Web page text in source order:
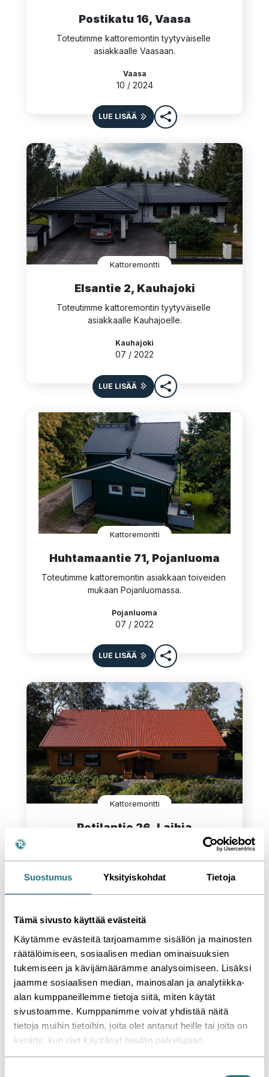
Suostumus Yksityiskohdat Tietoja
Tämä sivusto käyttää evästeitä
Käytämme evästeitä tarjoamamme sisällön ja mainosten
räätälöimiseen, sosiaalisen median ominaisuuksien
tukemiseen ja kävijämäärämme analysoimiseen. Lisäksi
jaamme sosiaalisen median, mainosalan ja analytiikka-
alan kumppaneillemme tietoja siitä, miten käytät
sivustoamme. Kumppanimme voivat yhdistää näitä
tietoja muihin tietoihin, joita olet antanut heille tai joita on
kerätty, kun olet käyttänyt heidän palvelujaan.
Postikatu 16, Vaasa
Toteutimme kattoremontin tyytyväiselle
asiakkaalle Vaasaan.
Vaasa
10 / 2024
LUE LISÄÄ
Kattoremontti
Elsantie 2, Kauhajoki
Toteutimme kattoremontin tyytyväiselle
asiakkaalle Kauhajoelle.
Kauhajoki
07 / 2022
LUE LISÄÄ
Kattoremontti
Huhtamaantie 71, Pojanluoma
Toteutimme kattoremontin asiakkaan toiveiden
mukaan Pojanluomassa.
Pojanluoma
07 / 2022
LUE LISÄÄ
Kattoremontti
Potilantie 26, Laihia
Toteutimme kattoremontin asiakkaan toiveiden
mukaan Laihiassa.
Laihia
06 / 2022
LUE LISÄÄ